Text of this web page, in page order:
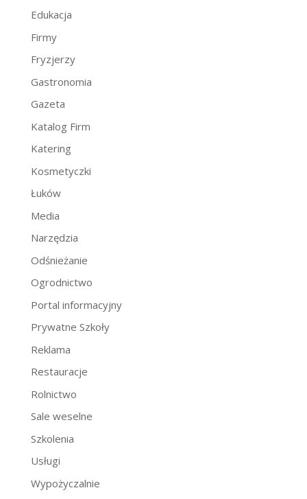
Edukacja
Firmy
Fryzjerzy
Gastronomia
Gazeta
Katalog Firm
Katering
Kosmetyczki
Łuków
Media
Narzędzia
Odśnieżanie
Ogrodnictwo
Portal informacyjny
Prywatne Szkoły
Reklama
Restauracje
Rolnictwo
Sale weselne
Szkolenia
Usługi
Wypożyczalnie